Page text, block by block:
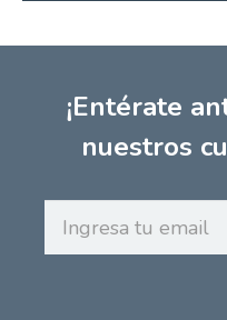
¡Entérate
nuestros
tu